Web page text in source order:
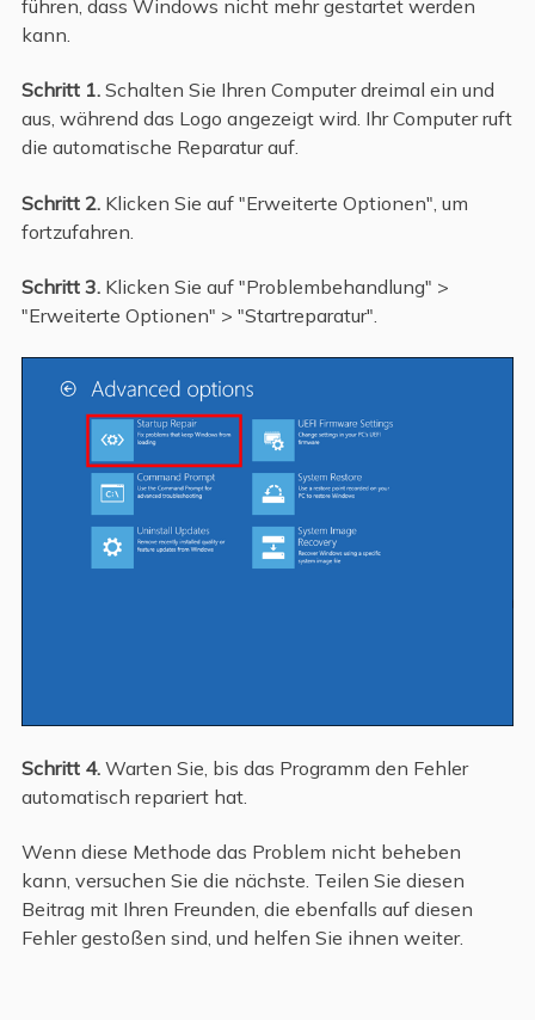
führen, dass Windows nicht mehr gestartet werden
kann.
Schritt 1. Schalten Sie Ihren Computer dreimal ein und
aus, während das Logo angezeigt wird. Ihr Computer ruft
die automatische Reparatur auf.
Schritt 2. Klicken Sie auf "Erweiterte Optionen", um
fortzufahren.
Schritt 3.Klicken Sie auf "Problembehandlung" >
"Erweiterte Optionen" > "Startreparatur".
Schritt 4.Warten Sie, bis das Programm den Fehler
automatisch repariert hat.
Wenn diese Methode das Problem nicht beheben
kann, versuchen Sie die nächste. Teilen Sie diesen
Beitrag mit Ihren Freunden, die ebenfalls auf diesen
Fehler gestoßen sind, und helfen Sie ihnen weiter.